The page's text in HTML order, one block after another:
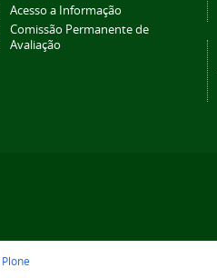
Acesso a Informação
Comissão Permanente de
Avaliação
Plone